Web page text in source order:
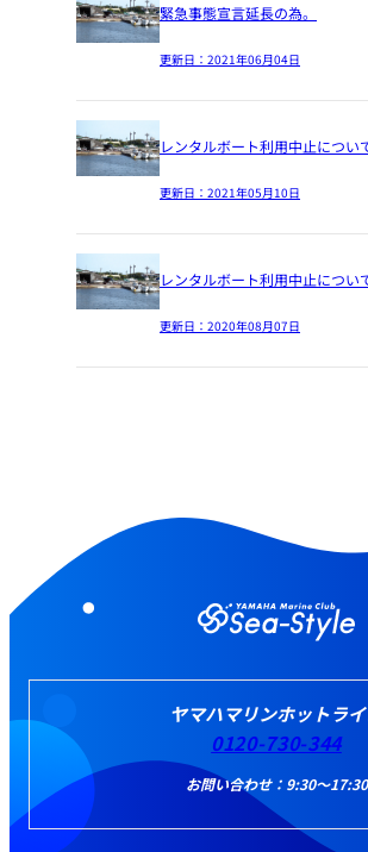
緊急事態宣言延長の為。
更新日： 2021年06月04日
レンタルボート利用中止につい
更新日： 2021年05月10日
レンタルボート利用中止につい
更新日： 2020年08月07日
ヤマハマリンホットラ
0120-730-344
お問い合わせ：9:30～17:30